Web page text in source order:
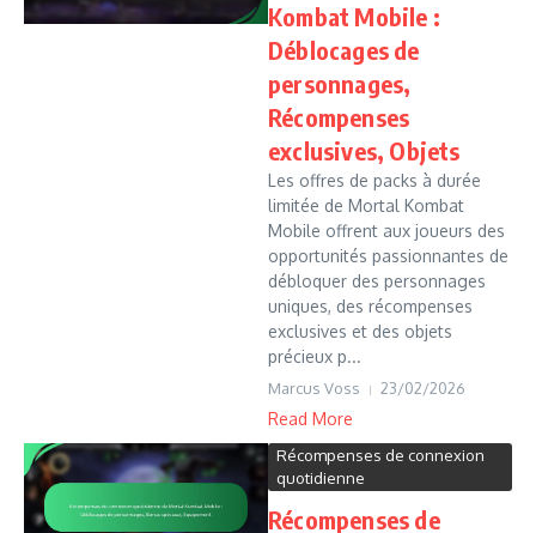
Kombat Mobile :
Déblocages de
personnages,
Récompenses
exclusives, Objets
Les offres de packs à durée
limitée de Mortal Kombat
Mobile offrent aux joueurs des
opportunités passionnantes de
débloquer des personnages
uniques, des récompenses
exclusives et des objets
précieux p...
Marcus Voss 23/02/2026
Read More
Récompenses de connexion
quotidienne
Récompenses de